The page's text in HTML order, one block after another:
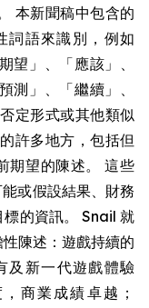
本新聞稿中包含的
詞語來識別，例如
望」、「應該」、
測」、「繼續」、
定形式或其他類似
許多地方，包括但
期望的陳述。 這些
或假設結果、財務
的資訊。 Snail 就
陳述：遊戲持續的
及新一代遊戲體驗
商業成績卓越；